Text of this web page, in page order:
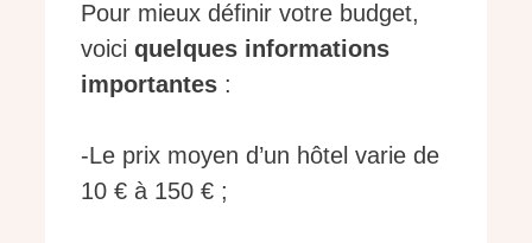
Pour mieux définir votre budget,
voici quelques informations
importantes :
-Le prix moyen d’un hôtel varie de
10 € à 150 € ;